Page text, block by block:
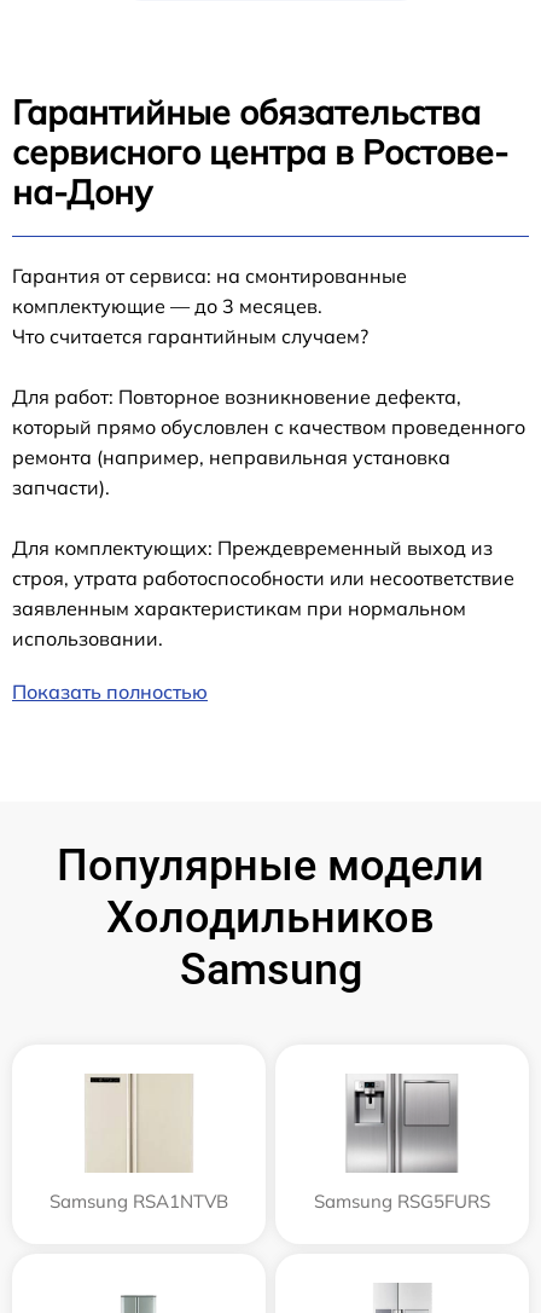
Гарантийные обязательства
сервисного центра в Ростове-
на-Дону
Гарантия от сервиса: на смонтированные
комплектующие — до 3 месяцев.
Что считается гарантийным случаем?
Для работ: Повторное возникновение дефекта,
который прямо обусловлен с качеством проведенного
ремонта (например, неправильная установка
запчасти).
Для комплектующих: Преждевременный выход из
строя, утрата работоспособности или несоответствие
заявленным характеристикам при нормальном
использовании.
Показать полностью
Популярные модели
Холодильников
Samsung
Samsung RSA1NTVB Samsung RSG5FURS